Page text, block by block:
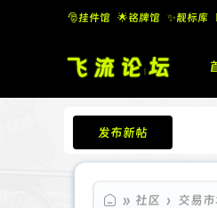
🎅挂件馆 🌟铭牌馆 ✨️靓标库
发布新帖
飞流论坛
» 社区 › 交易